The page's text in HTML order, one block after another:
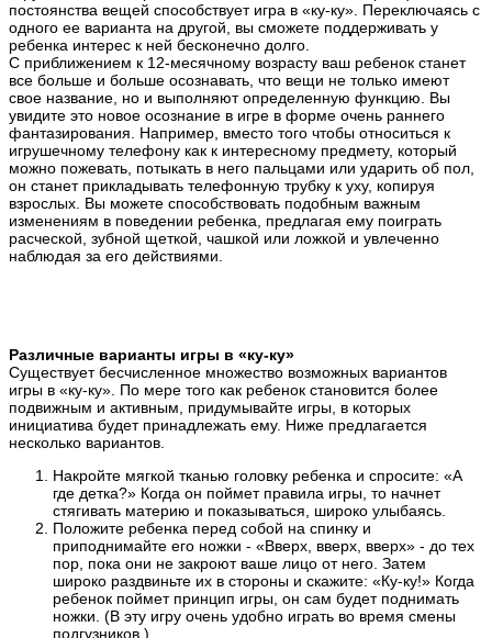
постоянства вещей способствует игра в «ку-ку». Переключаясь с
одного ее варианта на другой, вы сможете поддерживать у
ребенка интерес к ней бесконечно долго.
С приближением к 12-месячному возрасту ваш ребенок станет
все больше и больше осознавать, что вещи не только имеют
свое название, но и выполняют определенную функцию. Вы
увидите это новое осознание в игре в форме очень раннего
фантазирования. Например, вместо того чтобы относиться к
игрушечному телефону как к интересному предмету, который
можно пожевать, потыкать в него пальцами или ударить об пол,
он станет прикладывать телефонную трубку к уху, копируя
взрослых. Вы можете способствовать подобным важным
изменениям в поведении ребенка, предлагая ему поиграть
расческой, зубной щеткой, чашкой или ложкой и увлеченно
наблюдая за его действиями.
Различные варианты игры в «ку-ку»
Существует бесчисленное множество возможных вариантов
игры в «ку-ку». По мере того как ребенок становится более
подвижным и активным, придумывайте игры, в которых
инициатива будет принадлежать ему. Ниже предлагается
несколько вариантов.
Накройте мягкой тканью головку ребенка и спросите: «А
где детка?» Когда он поймет правила игры, то начнет
стягивать материю и показываться, широко улыбаясь.
Положите ребенка перед собой на спинку и
приподнимайте его ножки - «Вверх, вверх, вверх» - до тех
пор, пока они не закроют ваше лицо от него. Затем
широко раздвиньте их в стороны и скажите: «Ку-ку!» Когда
ребенок поймет принцип игры, он сам будет поднимать
ножки. (В эту игру очень удобно играть во время смены
подгузников.)